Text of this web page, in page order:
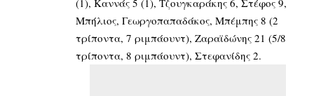
Μπήλιος, Γεωργοπαπαδάκος, Μπέμπης 8 (2
τρίποντα, 7 ριμπάουντ), Ζαραϊδώνης 21 (5/8
τρίποντα, 8 ριμπάουντ), Στεφανίδης 2.